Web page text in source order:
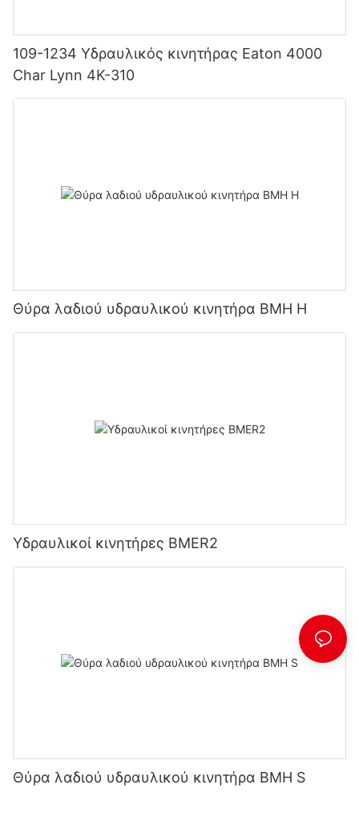
109-1234 Υδραυλικός κινητήρας Eaton 4000
Char Lynn 4K-310
Θύρα λαδιού υδραυλικού κινητήρα BMH H
Υδραυλικοί κινητήρες BMER2
Θύρα λαδιού υδραυλικού κινητήρα BMH S